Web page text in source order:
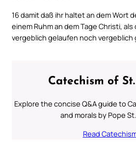
16 damit daß ihr haltet an dem Wort
einem Ruhm an dem Tage Christi,
vergeblich gelaufen noch
Catechism of
Explore the concise Q&A guide to
and morals by Pope
Read